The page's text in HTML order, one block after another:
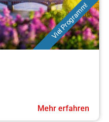
Viel Programm!
Mehr erfahren